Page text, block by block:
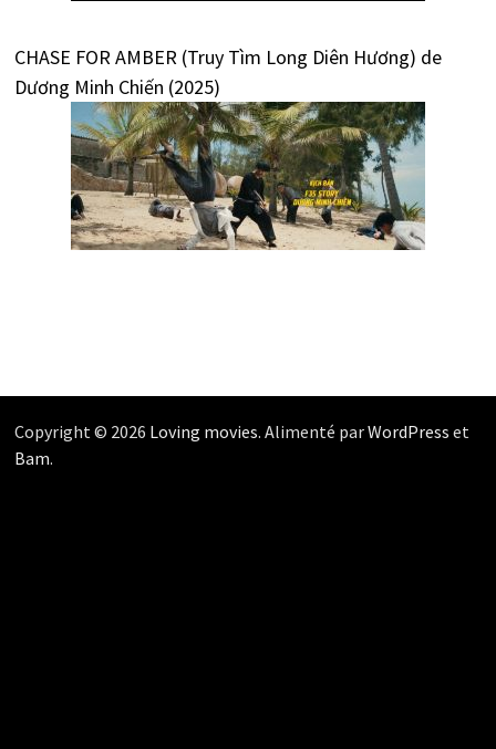
CHASE FOR AMBER (Truy Tìm Long Diên Hương) de
Dương Minh Chiến (2025)
Copyright © 2026 Loving movies. Alimenté parWordPress et
Bam.